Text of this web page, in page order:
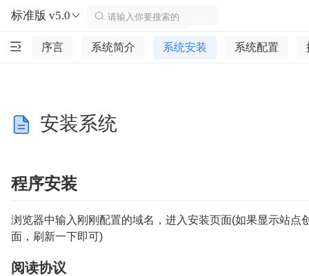
标准版 v5.0
序言 系统简介 系统安装 系统配置
安装系统
程序安装
浏览器中输入刚刚配置的域名，进入安装页面(如果显示站点
面，刷新一下即可)
阅读协议